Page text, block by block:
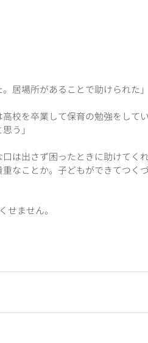
居場所があることで助けられた」
校を卒業して保育の勉強をして
う」
口は出さず困ったときに助けてく
なことか。子どもができてつく
せません。